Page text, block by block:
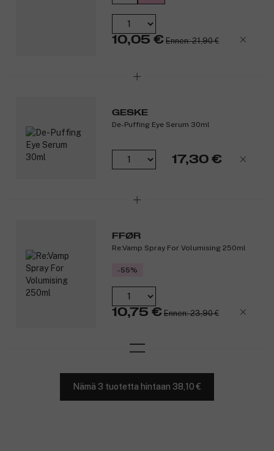
10,05 € Ennen: 21,90 €
GESKE
De-Puffing Eye Serum 30ml
17,30 €
FFØR
Re:Vamp Spray For Volumising 250ml
-55%
10,75 € Ennen: 23,90 €
Nämä 3 tuotetta hintaan 38,10 €